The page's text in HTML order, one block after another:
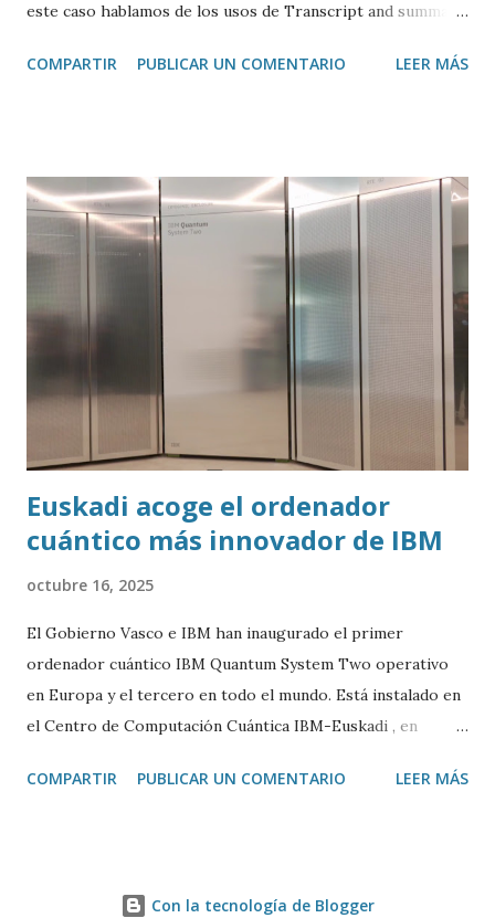
este caso hablamos de los usos de Transcript and summary
transcribir y resumir los vídeos de Youtube, así como
COMPARTIR PUBLICAR UN COMENTARIO LEER MÁS
Euskadi acoge el ordenador
cuántico más innovador de IBM
octubre 16, 2025
El Gobierno Vasco e IBM han inaugurado el primer
ordenador cuántico IBM Quantum System Two operativo
en Europa y el tercero en todo el mundo. Está instalado en
el Centro de Computación Cuántica IBM-Euskadi , en
siete metros de ancho por 4 de alto. Está encerrado en una
funcionamiento. La base de un ordenador cuántico son los
COMPARTIR PUBLICAR UN COMENTARIO LEER MÁS
Con la tecnología de Blogger